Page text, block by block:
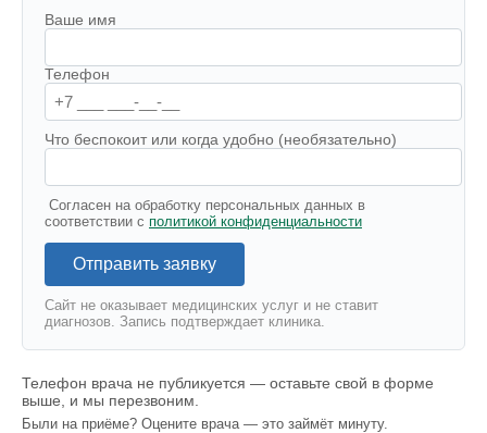
Ваше имя
Телефон
Что беспокоит или когда удобно (необязательно)
Согласен на обработку персональных данных в
соответствии с политикой конфиденциальности
Отправить заявку
Сайт не оказывает медицинских услуг и не ставит
диагнозов. Запись подтверждает клиника.
Телефон врача не публикуется — оставьте свой в форме
выше, и мы перезвоним.
Были на приёме? Оцените врача — это займёт минуту.